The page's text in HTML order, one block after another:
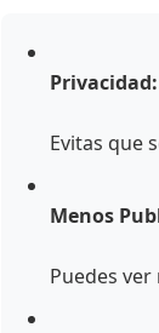
Privacidad:
Evitas que
Menos
Puedes